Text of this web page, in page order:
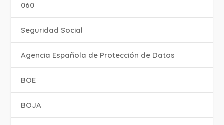
060
Seguridad Social
Agencia Española de Protección de Datos
BOE
BOJA